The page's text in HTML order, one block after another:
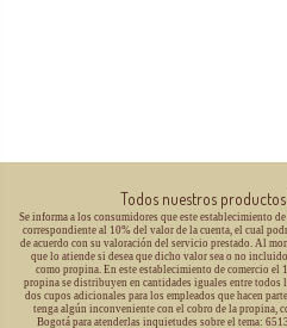
Todos nuestros
Se informa a los consumidores que este establecimiento
correspondiente al 10% del valor de la cuenta, el cual
de acuerdo con su valoración del servicio prestado. Al
que lo atiende si desea que dicho valor sea o no
como propina. En este establecimiento de comercio el
propina se distribuyen en cantidades iguales entre todos
dos cupos adicionales para los empleados que hacen
tenga algún inconveniente con el cobro de la propina,
Bogotá para atenderlas inquietudes sobre el tema: